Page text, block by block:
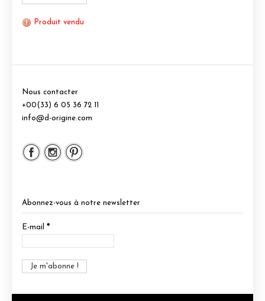
Produit vendu
Nous contacter
+00(33) 6 05 36 72 11
info@d-origine.com
Abonnez-vous à notre newsletter
E-mail *